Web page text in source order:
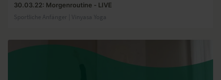
30.03.22: Morgenroutine - LIVE
Sportliche Anfänger | Vinyasa Yoga